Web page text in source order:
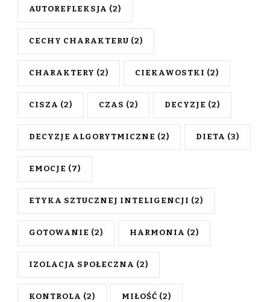
AUTOREFLEKSJA (2)
CECHY CHARAKTERU (2)
CHARAKTERY (2) CIEKAWOSTKI (2)
CISZA (2) CZAS (2) DECYZJE (2)
DECYZJE ALGORYTMICZNE (2) DIETA (3)
EMOCJE (7)
ETYKA SZTUCZNEJ INTELIGENCJI (2)
GOTOWANIE (2) HARMONIA (2)
IZOLACJA SPOŁECZNA (2)
KONTROLA (2) MIŁOŚĆ (2)